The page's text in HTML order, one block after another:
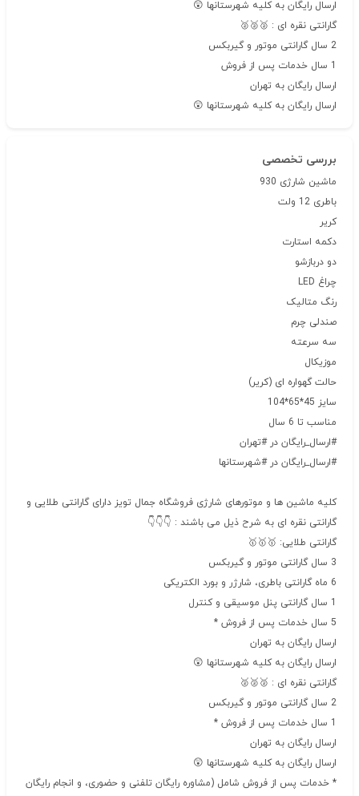
ارسال رایگان به کلیه شهرستانها 😲
گارانتی نقره ای : 🥈🥈🥈
2 سال گارانتی موتور و گیربکس
1 سال خدمات پس از فروش
ارسال رایگان به تهران
ارسال رایگان به کلیه شهرستانها 😲
بررسی تخصصی
ماشین شارژی 930
باطری 12 ولت
کریر
دکمه استارت
دو دربازشو
چراغ LED
رنگ متالیک
صندلی چرم
سه سرعته
موزیکال
حالت گهواره ای (کریر)
سایز 45*65*104
مناسب تا 6 سال
#ارسال_رایگان در #تهران
#ارسال_رایگان در #شهرستانها
کلیه ماشین ها و موتورهای شارژی فروشگاه جمال تویز دارای گارانتی طلایی و
گارانتی نقره ای به شرح ذیل می باشند : 👇👇👇
گارانتی طلایی: 🥇🥇🥇
3 سال گارانتی موتور و گیربکس
6 ماه گارانتی باطری، شارژر و بورد الکتریکی
1 سال گارانتی پنل موسیقی و کنترل
5 سال خدمات پس از فروش *
ارسال رایگان به تهران
ارسال رایگان به کلیه شهرستانها 😲
گارانتی نقره ای : 🥈🥈🥈
2 سال گارانتی موتور و گیربکس
1 سال خدمات پس از فروش *
ارسال رایگان به تهران
ارسال رایگان به کلیه شهرستانها 😲
* خدمات پس از فروش شامل (مشاوره رایگان تلفنی و حضوری، و انجام رایگان